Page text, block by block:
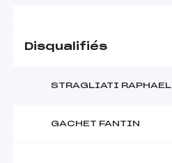
Disqualifiés
STRAGLIATI RAPHAEL
GACHET FANTIN